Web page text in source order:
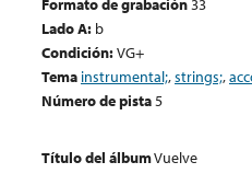
Lado A: b
Condición:VG+
Tema instrumental;,strings;,
Número de pista5
Título del álbumVuelve